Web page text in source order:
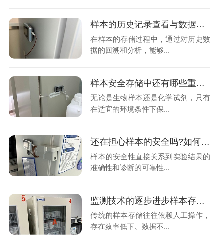
样本的历史记录查看与数据分析功能是决定温湿度数据的关键吗?26.7.28
在样本的存储过程中，通过对历史数
据的回溯和分析，能够...
样本安全存储中还有哪些重要因素需要考虑?如何设置样本安全?26.7.24
无论是生物样本还是化学试剂，只有
在适宜的环境条件下保...
还在担心样本的安全吗?如何制定有效的温湿度异常应急预案?26.7.22
样本的安全性直接关系到实验结果的
准确性和诊断的可靠性...
监测技术的逐步进步样本存储管理是如何把样本变的智能化和精细化?26.7.20
传统的样本存储往往依赖人工操作，
存在效率低下、数据不...